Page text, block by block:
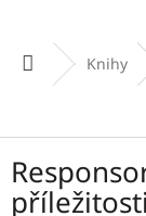
Domů Knihy